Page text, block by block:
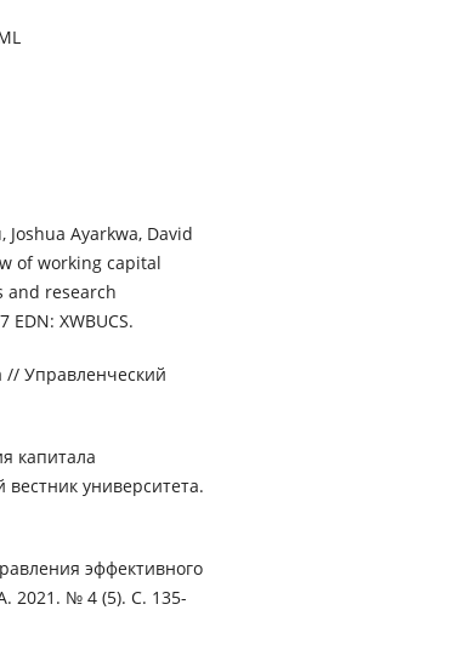
Ayarkwa, David
of working capital
and research
XWBUCS.
Управленческий
капитала
университета.
эффективного
2021. № 4 (5). С. 135-